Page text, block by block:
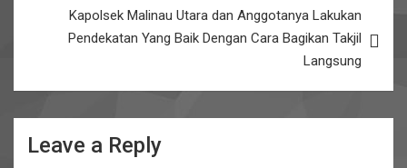
Kapolsek Malinau Utara dan Anggotanya Lakukan
Pendekatan Yang Baik Dengan Cara Bagikan Takjil
Langsung
Leave a Reply